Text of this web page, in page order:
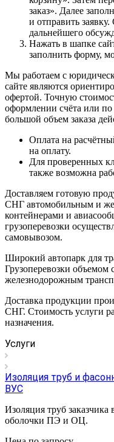
заказ». Далее
и отправить
дальнейшего
Нажать в шапке
заполнить форму,
Мы работаем с
сайте являются
офертой. Точную
оформлении счёта или
большой объем заказа
Оплата на
на оплату.
Для проверенных
также возможна
Доставляем готовую
СНГ автомобильным и
контейнерами и
грузоперевозки
самовывозом.
Широкий автопарк для
Грузоперевозки
железнодорожным
Доставка продукции
СНГ. Стоимость услуги
назначения.
Услуги
Изоляция труб и
ВУС
Изоляция труб
оболочки ПЭ и ОЦ.